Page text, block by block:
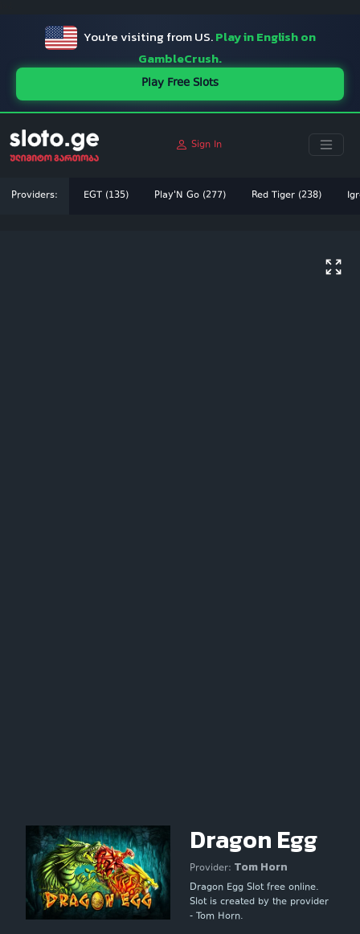
You're visiting from US.Play in English on
GambleCrush.
Play Free Slots
Sign In
Providers: EGT (135) Play'N Go (277) Red Tiger (238)
Dragon Egg
Provider: Tom Horn
Dragon Egg Slot free online.
Slot is created by the provider
- Tom Horn.